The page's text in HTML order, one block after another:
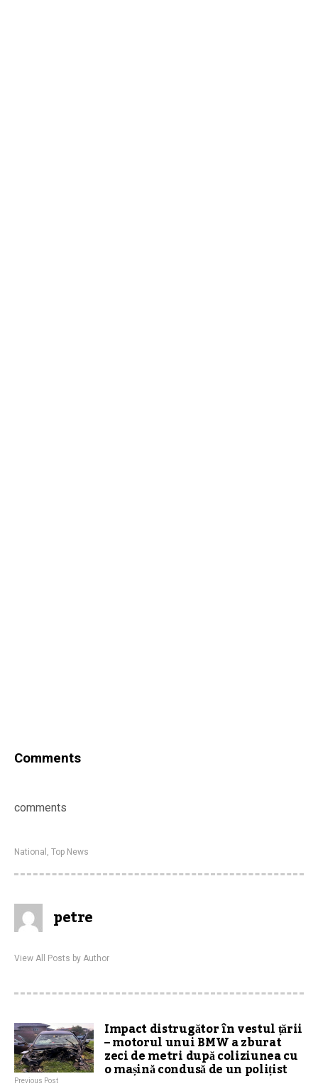
Comments
comments
National , Top News
petre
View All Posts by Author
Impact distrugător în vestul țării
– motorul unui BMW a zburat
zeci de metri după coliziunea cu
o mașină condusă de un polițist
Previous Post